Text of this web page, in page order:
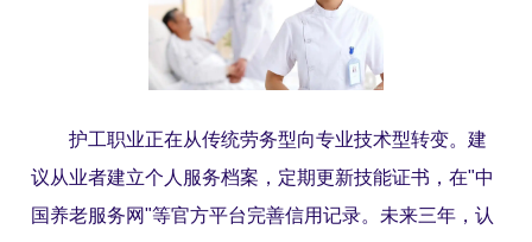
护工职业正在从传统劳务型向专业技术型转变。建
议从业者建立个人服务档案，定期更新技能证书，在"中
国养老服务网"等官方平台完善信用记录。未来三年，认